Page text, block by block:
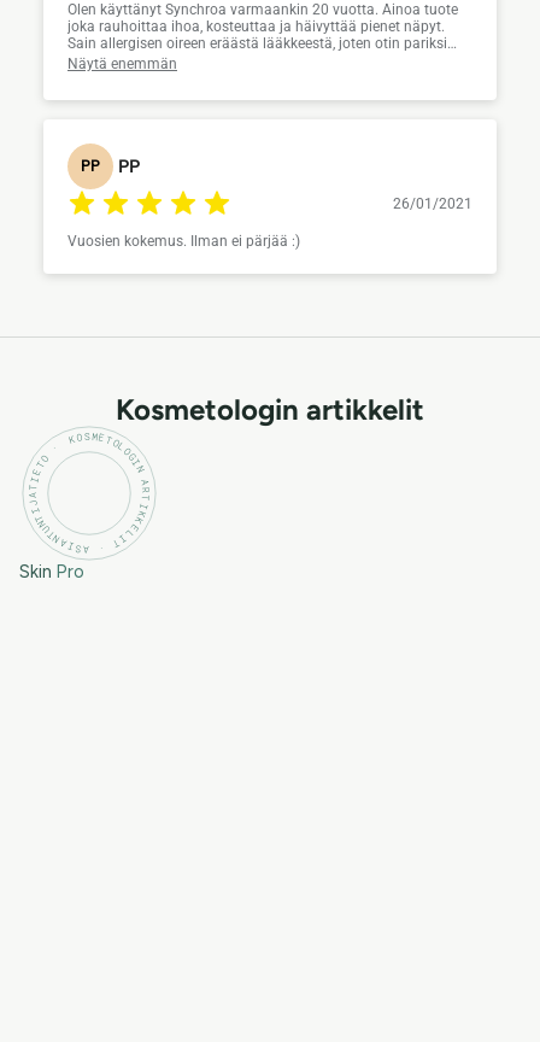
Olen käyttänyt Synchroa varmaankin 20 vuotta. Ainoa tuote
joka rauhoittaa ihoa, kosteuttaa ja häivyttää pienet näpyt.
Sain allergisen oireen eräästä lääkkeestä, joten otin pariksi
myös Cytobin ja sen päälle laitan Synchroa. Olen 63 v. Ja
Näytä enemmän
PP PP
26/01/2021
Vuosien kokemus. Ilman ei pärjää :)
Kosmetologin artikkelit
KOSMETOLOGIN ARTIKKELIT · ASIANTUNTIJATIETO ·
Skin Pro